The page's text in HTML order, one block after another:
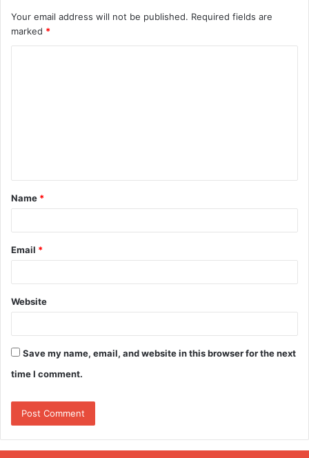
Your email address will not be published. Required fields are
marked *
t
*
Name *
Email *
Website
Save my name, email, and website in this browser for the next
time I comment.